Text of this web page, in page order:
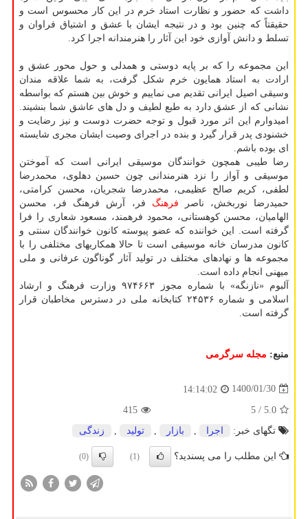
داشت که حضور و نظارت استاد خرم در این کار محسوس است و
حقیقتاً که چنین بود و در نتیجه ایشان با عشق و اشتیاق فراوان و
تسلط و دانش آوازی خود این آثار را هنرمندانه اجرا کرد.
این مجموعه را که بر پایه دوستی و همدلی و حول محور عشق و
ارادت به استاد همایون خرم شکل گرفت، به شما علاقه مندان
وسیقی اصیل ایرانی تقدیم می نماییم و خوش بین هستم که بواسطه
نشانی که از عشق دارد به طبع لطیف و دل های عاشق شما بنشیند.
امیدوارم این اثر مورد قبول و توجه حضرت دوست و نیز رضایت و
خشنودی پدر قرار گیرد و بنده در اجرای وصیت ایشان مجری شایسته
ای بوده باشم.
رضا طیبی همچون خوانندگان موسیقی ایرانی است که آموختن
موسیقی و آواز را نزد هنرمندانی چون حسین دهلوی، محمدرضا
لطفی، کریم صالح عظیمی، محمدرضا شجریان، محسن کرامتی،
حمیدرضا نوربخش، ناصر فرهنگ فر، آرش فرهنگ فر، محسن
الهامیان، محسن کوهستانی، محمود فرهمند، مسعود شعاری را فرا
گرفته است. این خواننده که عضو پیوسته کانون خوانندگان سنتی و
کانون مدرسان خانه موسیقی است تا حالا همکاریهای مختلفی را با
مجموعه ها و نهادهای مختلف در تولید آثار گوناگون عرفانی و ملی
میهنی انجام داده است.
آلبوم «نازنگه» با شماره مجوز ۹۷۴۶۶۳ وزارت فرهنگ و ارشاد
اسلامی و شماره ۲۴۵۳۶ کتابخانه ملی در دسترس مخاطبان قرار
گرفته است.
منبع: مجله سرگرمی
1400/01/30
14:14:02
5.0
/ 5
415
تگهای خبر:
اجرا بازار تولید زندگی
این مطلب را می پسندید؟ (1)
(0)